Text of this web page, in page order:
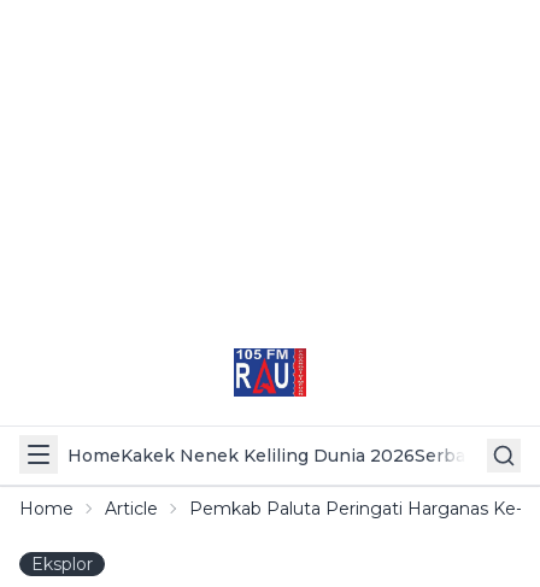
HomeKakek Nenek Keliling Dunia 2026Serba Serbi
Home Article Pemkab Paluta Peringati Harganas Ke-
Eksplor